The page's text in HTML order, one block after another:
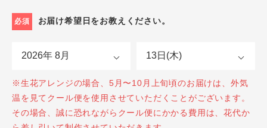
必須 お届け希望日をお教えください。
※生花アレンジの場合、5月〜10月上旬頃のお届けは、外気
温を見てクール便を使用させていただくことがございます。
その場合、誠に恐れながらクール便にかかる費用は、花代か